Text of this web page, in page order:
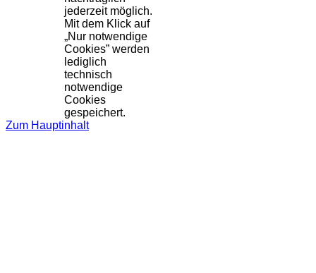
jederzeit möglich.
Mit dem Klick auf
„Nur notwendige
Cookies” werden
lediglich
technisch
notwendige
Cookies
gespeichert.
Zum Hauptinhalt